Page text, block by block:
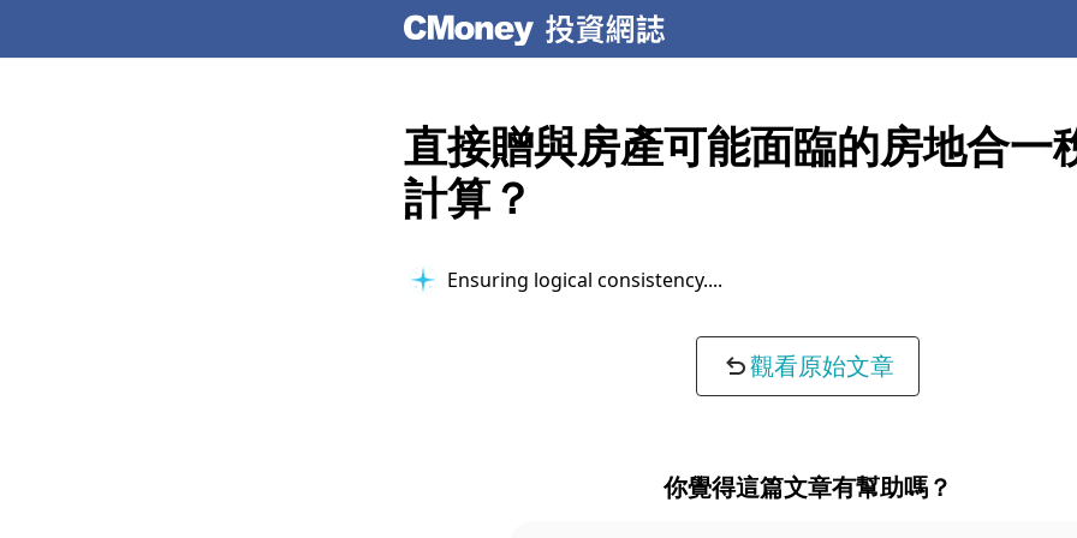
直接贈與房產可能面臨的房地合一
計算？
Ensuring logical consistency...
觀看原始文章
你覺得這篇文章有幫助嗎？